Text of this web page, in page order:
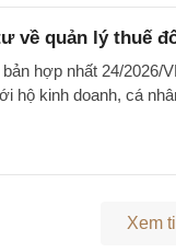
về quản lý thuế
hợp nhất 24/2026/
hộ kinh doanh, cá
Xem